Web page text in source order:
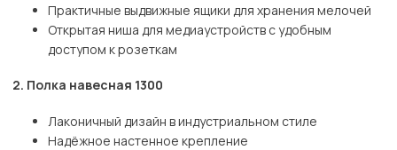
Практичные выдвижные ящики для хранения мелочей
Открытая ниша для медиаустройств с удобным
доступом к розеткам
2. Полка навесная 1300
Лаконичный дизайн в индустриальном стиле
Надёжное настенное крепление